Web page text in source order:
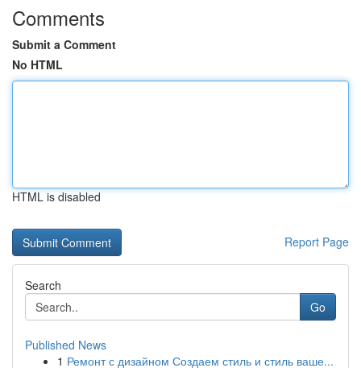
Comments
Submit a Comment
No HTML
HTML is disabled
Report Page
Search
Go
Published News
1 Ремонт с дизайном Создаем стиль и стиль ваше...